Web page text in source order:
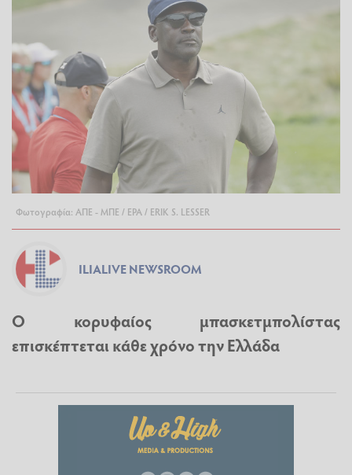
Φωτογραφία: ΑΠΕ - ΜΠΕ / EPA / ERIK S. LESSER
ILIALIVE NEWSROOM
Ο κορυφαίος μπασκετμπολίστας
επισκέπτεται κάθε χρόνο την Ελλάδα